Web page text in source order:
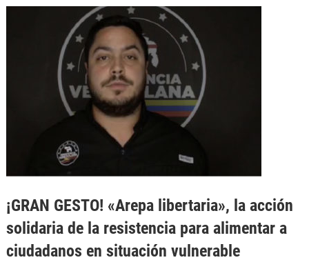
¡GRAN GESTO! «Arepa libertaria», la acción
solidaria de la resistencia para alimentar a
ciudadanos en situación vulnerable